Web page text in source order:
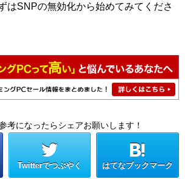
はSNPの無効化から始めてみてくださ
考になったらシェアお願いします！
Twitterでつぶやく はてなブックマーク